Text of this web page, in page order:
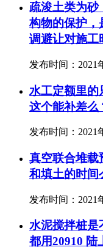
疏浚土类为砂
构物的保护，
调避让对施工
发布时间：2021
水工定额里的
这个能补差么
发布时间：2021
真空联合堆载
和填土的时间
发布时间：2021
水泥搅拌桩是
都用20910 陆